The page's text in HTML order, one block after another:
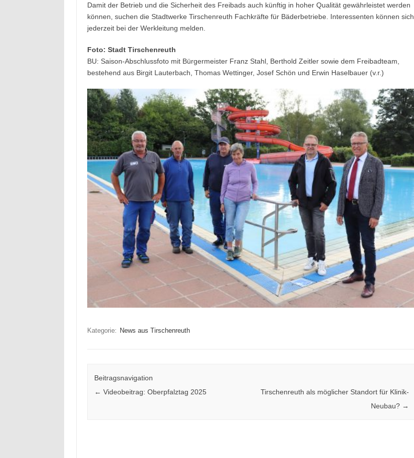
Damit der Betrieb und die Sicherheit des Freibads auch künftig in hoher Qualität gewährleistet werden
können, suchen die Stadtwerke Tirschenreuth Fachkräfte für Bäderbetriebe. Interessenten können sich
jederzeit bei der Werkleitung melden.
Foto: Stadt Tirschenreuth
BU: Saison-Abschlussfoto mit Bürgermeister Franz Stahl, Berthold Zeitler sowie dem Freibadteam,
bestehend aus Birgit Lauterbach, Thomas Wettinger, Josef Schön und Erwin Haselbauer (v.r.)
Kategorie: News aus Tirschenreuth
Beitragsnavigation
← Videobeitrag: Oberpfalztag 2025
Tirschenreuth als möglicher Standort für Klinik-
Neubau? →